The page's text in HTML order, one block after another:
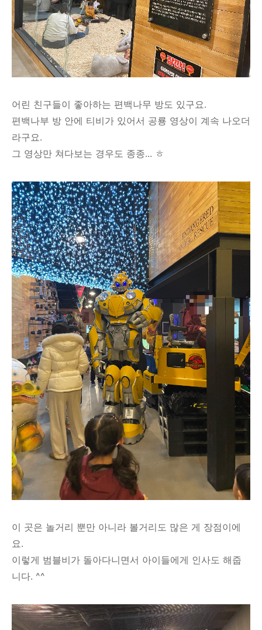
어린 친구들이 좋아하는 편백나무 방도 있구요.
편백나부 방 안에 티비가 있어서 공룡 영상이 계속 나오더
라구요.
그 영상만 쳐다보는 경우도 종종... ㅎ
이 곳은 놀거리 뿐만 아니라 볼거리도 많은 게 장점이에
요.
이렇게 범블비가 돌아다니면서 아이들에게 인사도 해줍
니다. ^^